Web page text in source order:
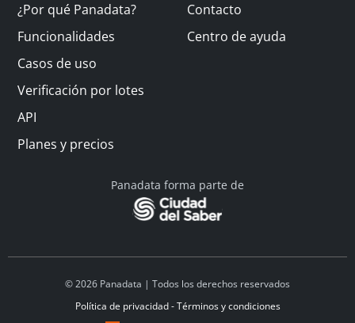
¿Por qué Panadata?
Funcionalidades
Casos de uso
Verificación por lotes
API
Planes y precios
Contacto
Centro de ayuda
Panadata forma parte de
© 2026 Panadata | Todos los derechos reservados
Política de privacidad - Términos y condiciones